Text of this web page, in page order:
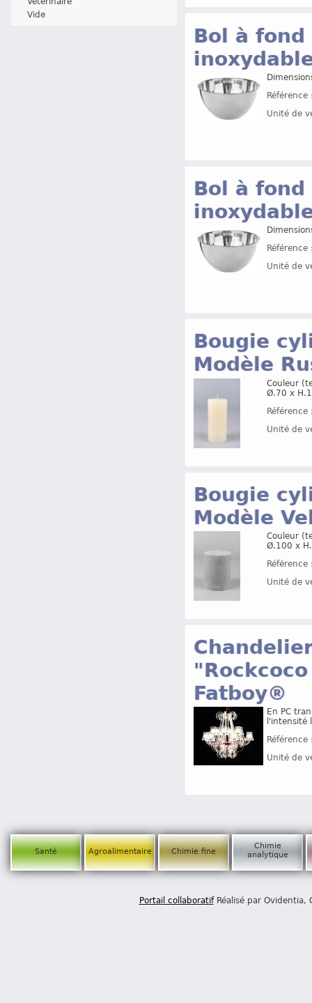
Vide
Bol à
Unité de
Bol à
Unité de
Bougie
Modèle
Couleur
Ø.70 x
Unité de
Bougie
Modèle
Couleur
Ø.100 x
Unité de
Fatboy®
En PC
l'intensité
Unité de
Santé Agroalimentaire Chimie fine
Chimie
analytique
Portail collaboratifRéalisé par Ovidentia,